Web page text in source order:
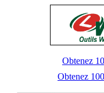
Obtenez
Obtenez